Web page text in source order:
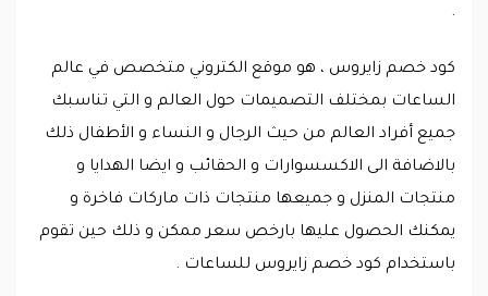
.
كود خصم زايروس ، هو موقع الكتروني متخصص في عالم
الساعات بمختلف التصميمات حول العالم و التي تناسبك
جميع أفراد العالم من حيث الرجال و النساء و الأطفال ذلك
بالاضافة الى الاكسسوارات و الحقائب و ايضا الهدايا و
منتجات المنزل و جميعها منتجات ذات ماركات فاخرة و
يمكنك الحصول عليها بارخص سعر ممكن و ذلك حين تقوم
باستخدام كود خصم زايروس للساعات .